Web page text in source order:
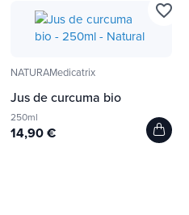
NATURAMedicatrix
Jus de curcuma bio
250ml
14,90 €
favorite_border